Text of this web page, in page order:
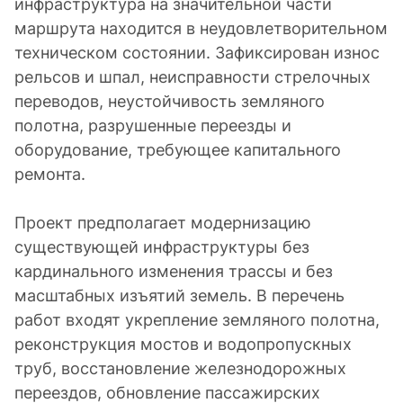
инфраструктура на значительной части
маршрута находится в неудовлетворительном
техническом состоянии. Зафиксирован износ
рельсов и шпал, неисправности стрелочных
переводов, неустойчивость земляного
полотна, разрушенные переезды и
оборудование, требующее капитального
ремонта.
Проект предполагает модернизацию
существующей инфраструктуры без
кардинального изменения трассы и без
масштабных изъятий земель. В перечень
работ входят укрепление земляного полотна,
реконструкция мостов и водопропускных
труб, восстановление железнодорожных
переездов, обновление пассажирских